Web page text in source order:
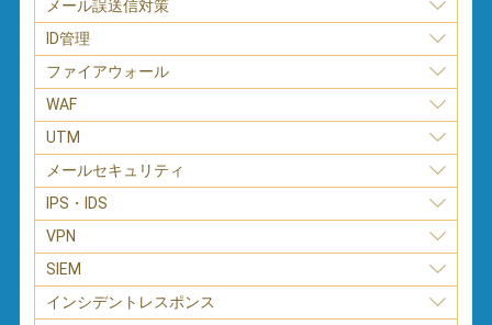
メール誤送信対策
ID管理
ファイアウォール
WAF
UTM
メールセキュリティ
IPS・IDS
VPN
SIEM
インシデントレスポンス